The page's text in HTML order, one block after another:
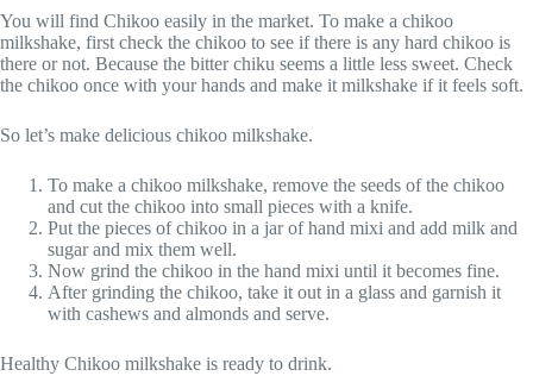
You will find Chikoo easily in the market. To make a chikoo
milkshake, first check the chikoo to see if there is any hard chikoo is
there or not. Because the bitter chiku seems a little less sweet. Check
the chikoo once with your hands and make it milkshake if it feels soft.
So let’s make delicious chikoo milkshake.
To make a chikoo milkshake, remove the seeds of the chikoo
and cut the chikoo into small pieces with a knife.
Put the pieces of chikoo in a jar of hand mixi and add milk and
sugar and mix them well.
Now grind the chikoo in the hand mixi until it becomes fine.
After grinding the chikoo, take it out in a glass and garnish it
with cashews and almonds and serve.
Healthy Chikoo milkshake is ready to drink.